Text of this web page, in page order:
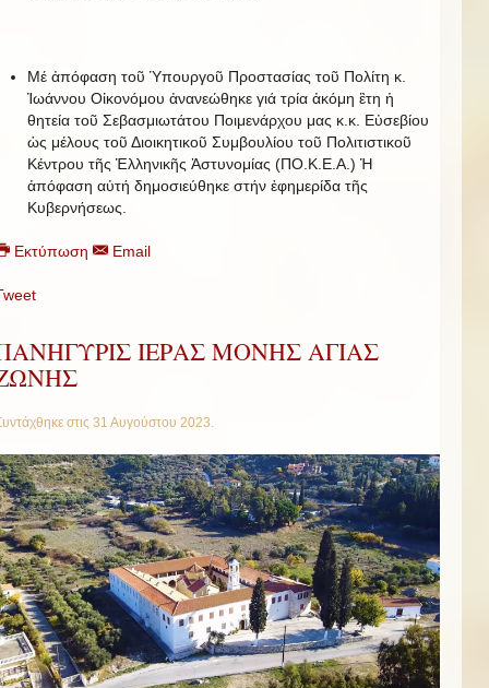
Μέ ἀπόφαση τοῦ Ὑπουργοῦ Προστασίας τοῦ Πολίτη κ.
Ἰωάννου Οἰκονόμου ἀνανεώθηκε γιά τρία ἀκόμη ἒτη ἡ
θητεία τοῦ Σεβασμιωτάτου Ποιμενάρχου μας κ.κ. Εὐσεβίου
ὡς μέλους τοῦ Διοικητικοῦ Συμβουλίου τοῦ Πολιτιστικοῦ
Κέντρου τῆς Ἑλληνικῆς Ἀστυνομίας (ΠΟ.Κ.Ε.Α.) Ἡ
ἀπόφαση αὐτή δημοσιεύθηκε στήν ἐφημερίδα τῆς
Κυβερνήσεως.
Εκτύπωση Email
ΙΕΡΑΣ ΜΟΝΗΣ ΑΓΙΑΣ
στις 31 Αυγούστου 2023.